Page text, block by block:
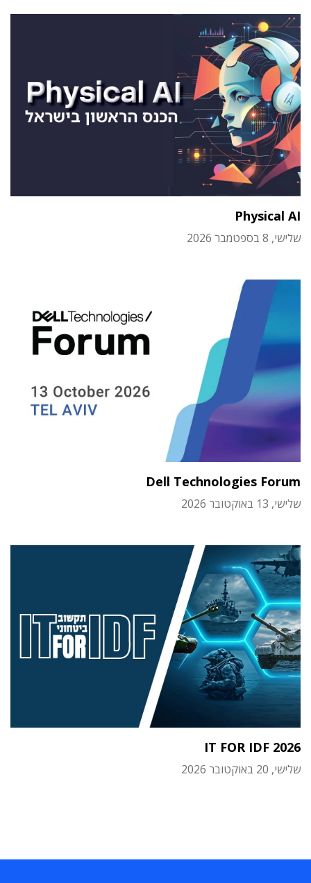
Physical AI
שלישי, 8 בספטמבר 2026
Dell Technologies Forum
שלישי, 13 באוקטובר 2026
IT FOR IDF 2026
שלישי, 20 באוקטובר 2026